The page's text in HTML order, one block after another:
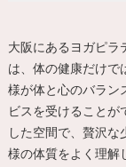
大阪にあるヨガピラ
は、体の健康だけで
様が体と心のバラン
ビスを受けることが
した空間で、贅沢な
様の体質をよく理解